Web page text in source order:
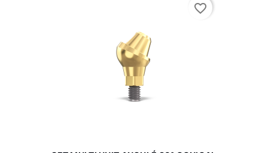
favorite_border